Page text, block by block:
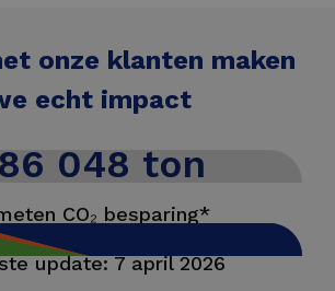
onze klanten maken
echt impact
048 ton
CO₂ besparing*
update: 7 april 2026